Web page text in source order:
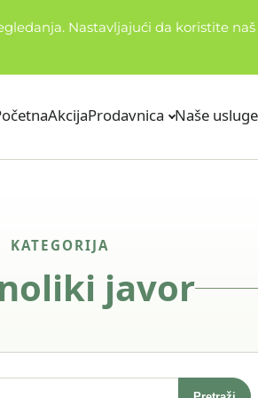
AkcijaProdavnica Naše usluge
KATEGORIJA
javor
Nastavljajući da koristite naš